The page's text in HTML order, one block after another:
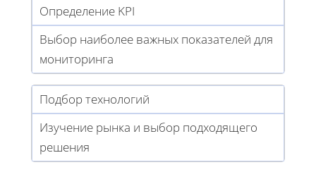
Определение KPI
Выбор наиболее важных показателей для
мониторинга
Подбор технологий
Изучение рынка и выбор подходящего
решения